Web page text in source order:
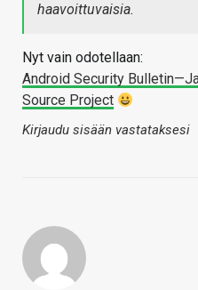
haavoittuvaisia.
Nyt vain odotellaan:
Android Security
Source Project
Kirjaudu sisään vastataksesi